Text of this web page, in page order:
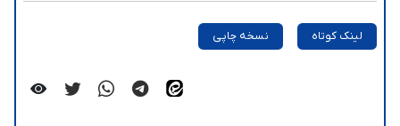
لینک کوتاه نسخه چاپی